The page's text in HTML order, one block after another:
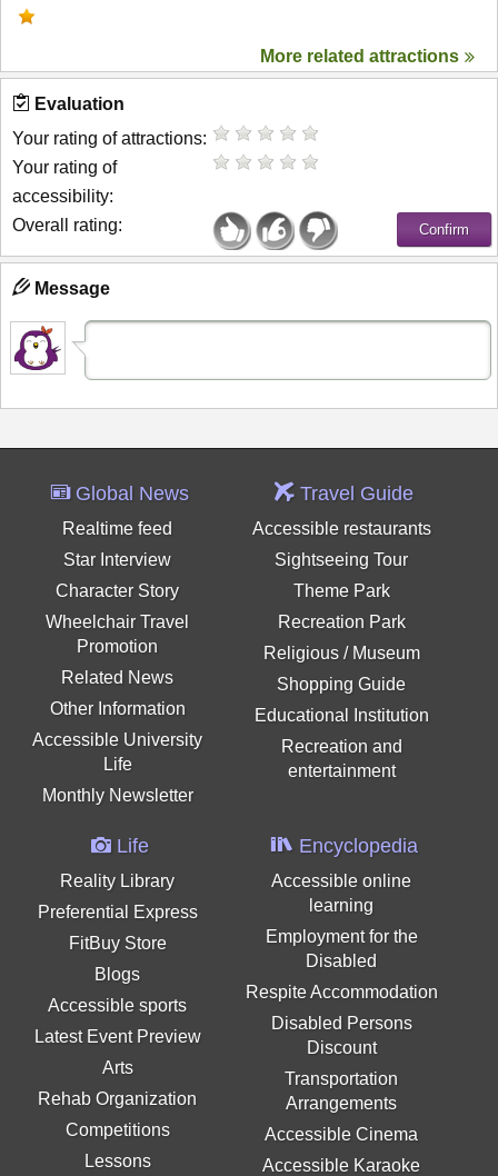
More related attractions
Evaluation
Your rating of attractions:
Your rating of
accessibility:
Overall rating:
Message
Global News
Realtime feed
Star Interview
Character Story
Wheelchair Travel
Promotion
Related News
Other Information
Accessible University
Life
Monthly Newsletter
Travel Guide
Accessible restaurants
Sightseeing Tour
Theme Park
Recreation Park
Religious / Museum
Shopping Guide
Educational Institution
Recreation and
entertainment
Life
Reality Library
Preferential Express
FitBuy Store
Blogs
Accessible sports
Latest Event Preview
Arts
Rehab Organization
Competitions
Lessons
Encyclopedia
Accessible online
learning
Employment for the
Disabled
Respite Accommodation
Disabled Persons
Discount
Transportation
Arrangements
Accessible Cinema
Accessible Karaoke